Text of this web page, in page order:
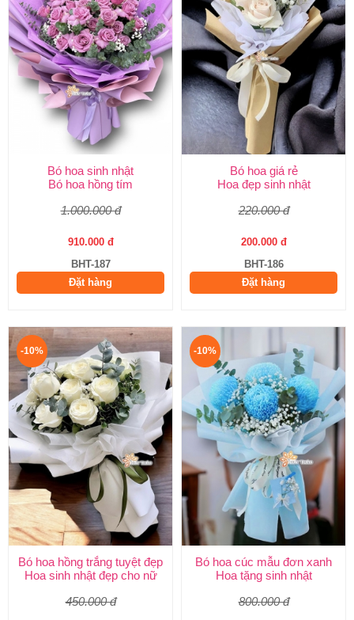
Bó hoa sinh nhật
Bó hoa hồng tím
1.000.000 đ
910.000 đ
BHT-187
Đặt hàng
Bó hoa giá rẻ
Hoa đẹp sinh nhật
220.000 đ
200.000 đ
BHT-186
Đặt hàng
-10%
Bó hoa hồng trắng tuyệt đẹp
Hoa sinh nhật đẹp cho nữ
450.000 đ
-10%
Bó hoa cúc mẫu đơn xanh
Hoa tặng sinh nhật
800.000 đ